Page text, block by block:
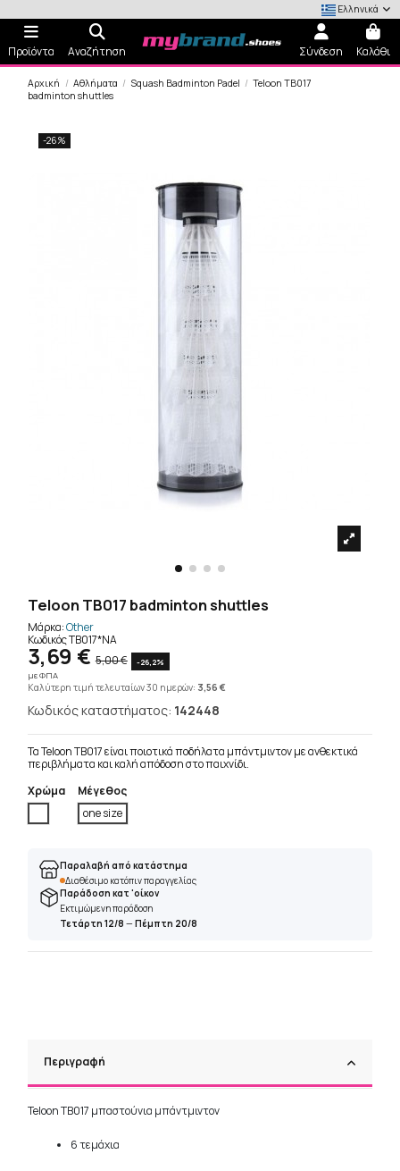
Ελληνικά
Προϊόντα Αναζήτηση Σύνδεση Καλάθι
Αρχική Αθλήματα Squash Badminton Padel
Teloon TB017
badminton shuttles
-26%
Teloon TB017 badminton shuttles
Μάρκα: Other
ΚωδικόςTB017*NA
3,69 € 5,00 €
-26,2%
με ΦΠΑ
Καλύτερη τιμή τελευταίων 30 ημερών: 3,56 €
Κωδικός καταστήματος: 142448
Τα Teloon TB017 είναι ποιοτικά ποδήλατα μπάντμιντον με ανθεκτικά
περιβλήματα και καλή απόδοση στο παιχνίδι.
Χρώμα
Μέγεθος
one size
Παραλαβή από κατάστημα
Διαθέσιμο κατόπιν παραγγελίας
Παράδοση κατ 'οίκον
Εκτιμώμενη παράδοση
Τετάρτη 12/8 —Πέμπτη 20/8
Περιγραφή
Teloon TB017 μπαστούνια μπάντμιντον
6 τεμάχια